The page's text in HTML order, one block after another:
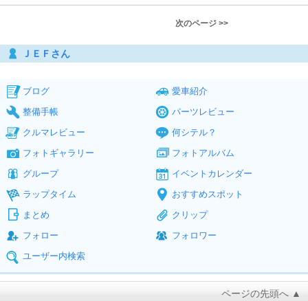
次のページ >>
ＪＥＦさん
ブログ
愛車紹介
整備手帳
パーツレビュー
クルマレビュー
何シテル？
フォトギャラリー
フォトアルバム
グループ
イベントカレンダー
ラップタイム
おすすめスポット
まとめ
クリップ
フォロー
フォロワー
ユーザー内検索
ページの先頭へ ▲